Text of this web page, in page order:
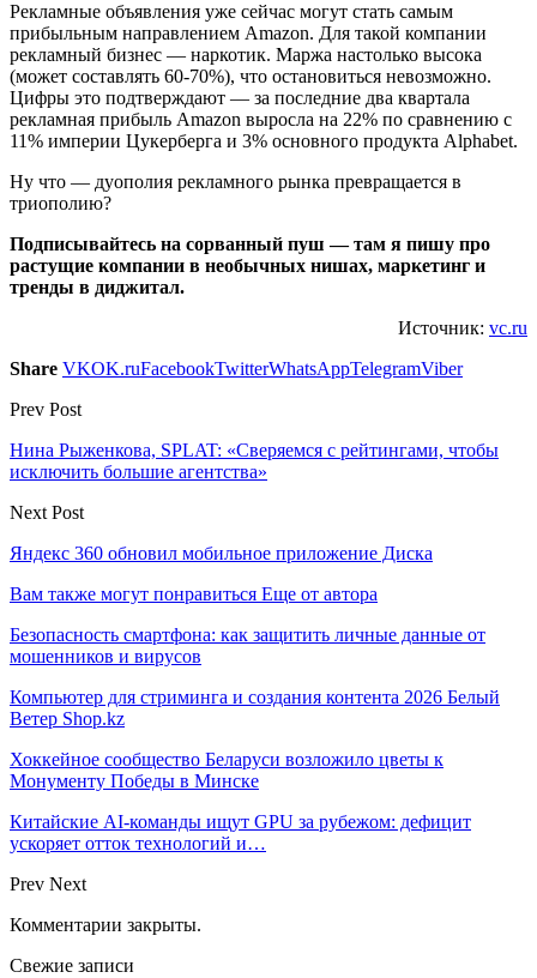
Рекламные объявления уже сейчас могут стать самым
прибыльным направлением Amazon. Для такой компании
рекламный бизнес — наркотик. Маржа настолько высока
(может составлять 60-70%), что остановиться невозможно.
Цифры это подтверждают — за последние два квартала
рекламная прибыль Amazon выросла на 22% по сравнению с
11% империи Цукерберга и 3% основного продукта Alphabet.
Ну что — дуополия рекламного рынка превращается в
триополию?
Подписывайтесь на сорванный пуш — там я пишу про
растущие компании в необычных нишах, маркетинг и
тренды в диджитал.
Источник: vc.ru
Share VKOK.ruFacebookTwitterWhatsAppTelegramViber
Prev Post
Нина Рыженкова, SPLAT: «Сверяемся с рейтингами, чтобы
исключить большие агентства»
Next Post
Яндекс 360 обновил мобильное приложение Диска
Вам также могут понравиться Еще от автора
Безопасность смартфона: как защитить личные данные от
мошенников и вирусов
Компьютер для стриминга и создания контента 2026 Белый
Ветер Shop.kz
Хоккейное сообщество Беларуси возложило цветы к
Монументу Победы в Минске
Китайские AI-команды ищут GPU за рубежом: дефицит
ускоряет отток технологий и…
Prev Next
Комментарии закрыты.
Свежие записи